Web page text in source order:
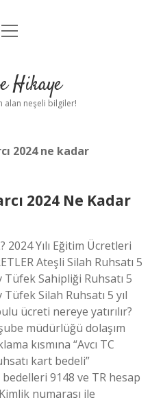
Uyarı
menüyü
Hikaye
alan neşeli bilgiler!
2024 ne kadar
2024 Ne Kadar
2024 Yılı Eğitim Ücretleri
Ateşli Silah Ruhsatı 5
Tüfek Sahipliği Ruhsatı 5
Silah Ruhsatı 5 yıl
ücreti nereye yatırılır?
müdürlüğü dolaşım
kısmına “Avcı TC
kart bedeli”
bedelleri 9148 ve TR hesap
numarası ile